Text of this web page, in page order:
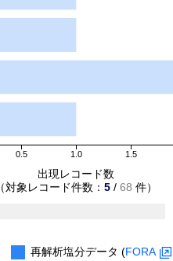
0.5 1.0 1.5
出現レコード数
（対象レコード件数： 5 / 68 件）
再解析塩分データ (FORA